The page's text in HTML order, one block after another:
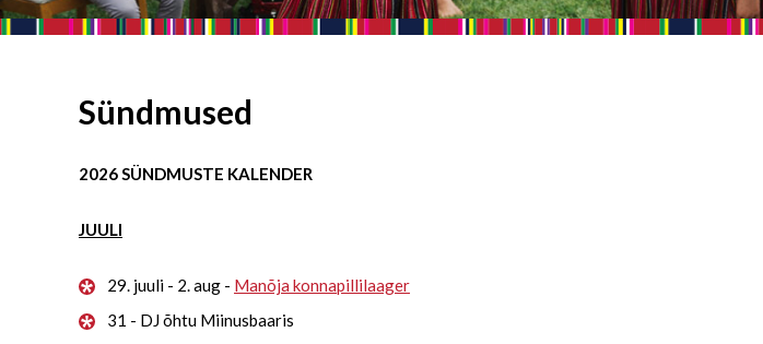
Sündmused
2026 SÜNDMUSTE KALENDER
JUULI
29. juuli - 2. aug - Manõja konnapillilaager
31 - DJ õhtu Miinusbaaris